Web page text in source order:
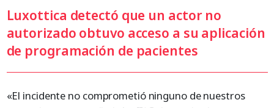
Luxottica detectó que un actor no
autorizado obtuvo acceso a su aplicación
de programación de pacientes
«El incidente no comprometió ninguno de nuestros